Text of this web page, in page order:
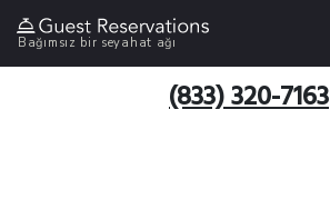
Bağımsız bir seyahat ağı
(833) 320-7163